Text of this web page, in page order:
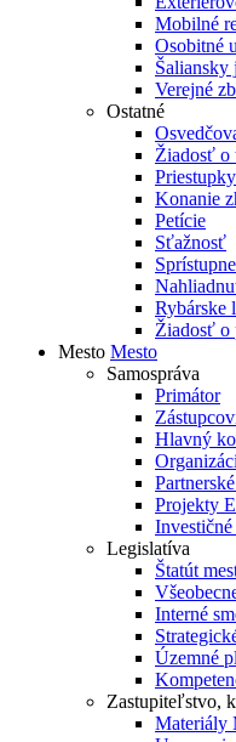
Mobilné
Osobitné
Šaliansky
Verejné
Ostatné
Žiadosť o
Konanie
Petície
Sťažnosť
Rybárske
Žiadosť o
Mesto Mesto
Samospráva
Primátor
Hlavný
Projekty
Investičné
Legislatíva
Štatút
Interné
Územné
Zastupiteľstvo,
Materiály